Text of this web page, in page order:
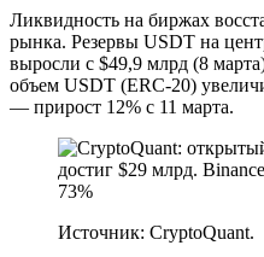
Ликвидность на биржах
рынка. Резервы USDT на
выросли с $49,9 млрд (8
объем USDT (ERC-20)
— прирост 12% с 11 марта.
Источник: CryptoQuant.